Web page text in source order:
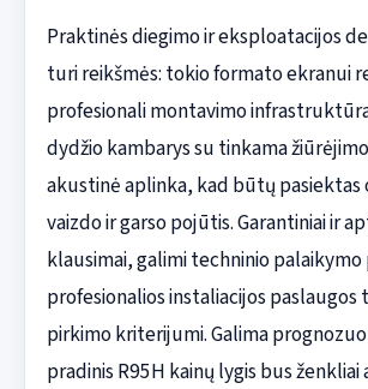
Praktinės diegimo ir eksploatacijos
turi reikšmės: tokio formato ekranui
profesionali montavimo
dydžio kambarys su tinkama
akustinė aplinka, kad būtų
vaizdo ir garso pojūtis. Garantiniai ir
klausimai, galimi techninio
profesionalios instaliacijos paslaugos
pirkimo kriterijumi. Galima
pradinis R95H kainų lygis bus ženkliai